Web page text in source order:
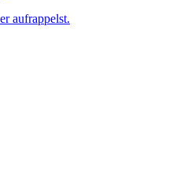
aufrappelst.